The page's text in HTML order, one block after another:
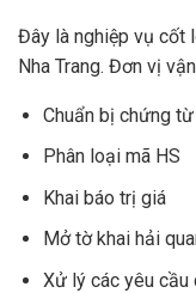
Đây là nghiệp vụ cốt
Nha Trang. Đơn vị
Chuẩn bị chứng từ
Phân loại mã HS
Khai báo trị giá
Mở tờ khai hải
Xửlý các yêu cầu